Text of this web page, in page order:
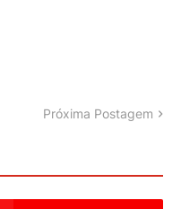
Próxima Postagem